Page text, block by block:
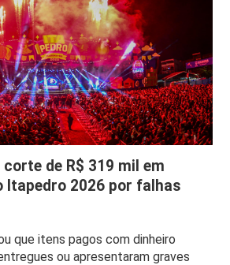
de R$ 319 mil em
Itapedro 2026 por falhas
que itens pagos com dinheiro
ou apresentaram graves